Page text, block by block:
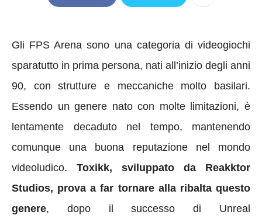
Gli FPS Arena sono una categoria di videogiochi
sparatutto in prima persona, nati all’inizio degli anni
90, con strutture e meccaniche molto basilari.
Essendo un genere nato con molte limitazioni, è
lentamente decaduto nel tempo, mantenendo
comunque una buona reputazione nel mondo
videoludico. Toxikk, sviluppato da Reakktor
Studios, prova a far tornare alla ribalta questo
genere, dopo il successo di Unreal